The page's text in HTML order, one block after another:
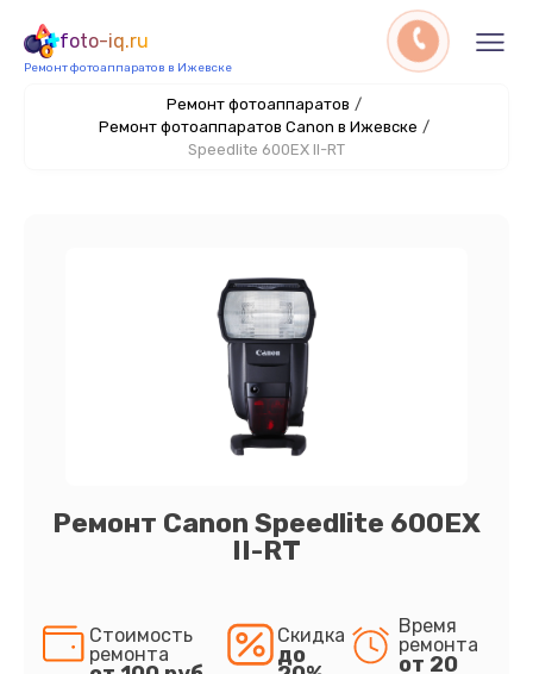
foto-iq.ru
Ремонт фотоаппаратов в Ижевске
Ремонт фотоаппаратов /
Ремонт фотоаппаратов Canon в Ижевске /
Speedlite 600EX II-RT
Ремонт Canon Speedlite 600EX
II-RT
Стоимость
ремонта
Скидка
до
Время
ремонта
от 20